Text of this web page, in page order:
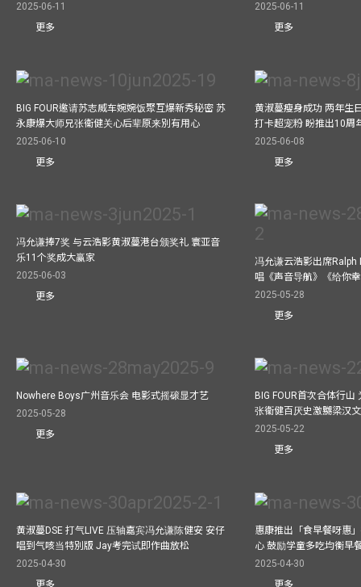
2025-06-11
更多
2025-06-11
更多
BIG FOUR邀请苏志威车婉婉饭聚互爆新秀秘密 苏
永康爆大师兄张衞健关心后辈原来別有用心
2025-06-10
更多
黄淑蔓瘦身成功 两年生
打卡超宠粉 盼推出10周
2025-06-08
更多
冯允谦捧7奖 与云浩影黄淑蔓港台颁奖礼 寰亚音
乐11个奖成大赢家
2025-06-03
更多
冯允谦云浩影出席
唱《声音导航》《给你
2025-05-28
更多
Nowhere Boys广州音乐会 电影式摇磙显才艺
2025-05-28
更多
BIG FOUR首次合体行
张衞健百厌史激嬲梁汉
2025-05-22
更多
黄淑蔓DSE 打气LIVE 压轴嘉宾冯允谦陈健安 安仔
唱到气咳当特別版 Jay考完试即作曲放松
2025-04-30
更多
惠康推出「食早餐呀惠
心 鼓励学童多吃均衡早
2025-04-30
更多